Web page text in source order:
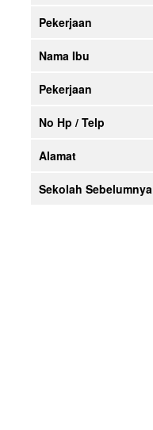
Pekerjaan
Nama Ibu
Pekerjaan
No Hp / Telp
Alamat
Sekolah Sebelumnya